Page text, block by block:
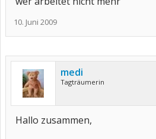
10. Juni 2009
medi
Tagträumerin
Hallo zusammen,